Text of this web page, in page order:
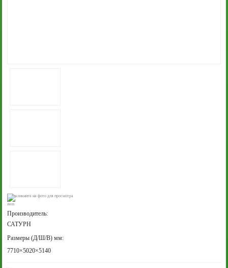
кликните на фото для просмотра
Производитель:
САТУРН
Размеры (Д/Ш/В) мм:
7710×5020×5140